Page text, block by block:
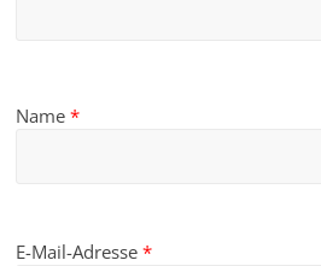
Name*
E-Mail-Adresse*